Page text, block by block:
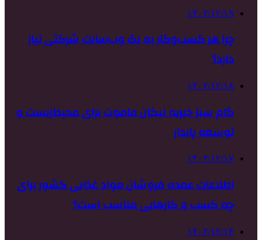
۱۴۰۲/۱۲/۱۹
چرا هر کسب‌وکار به یک وب‌سایت شرکتی نیاز
دارد؟
۱۴۰۲/۱۲/۱۸
گام سبز خیریه نیکان ماموت برای محیط‌زیست و
توسعه پایدار
۱۴۰۲/۱۲/۱۷
اطلاعات عمده فروشان مواد غذایی کشور برای
چه کسب و کارهایی مناسب است؟
۱۴۰۲/۱۲/۱۴